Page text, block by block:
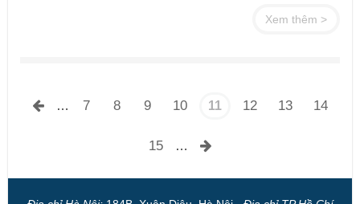
Xem thêm >
Trang … 7 8 9 10 11 12 13 14
15 …